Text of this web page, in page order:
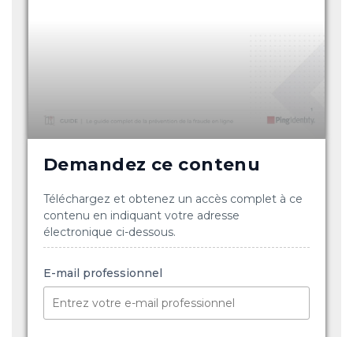
Demandez ce contenu
Téléchargez et obtenez un accès complet à ce
contenu en indiquant votre adresse
électronique ci-dessous.
E-mail professionnel